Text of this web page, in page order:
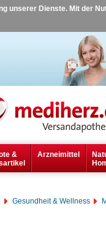
unserer Dienste. Mit der
&
Arzneimittel
Gesundheit & Wellness